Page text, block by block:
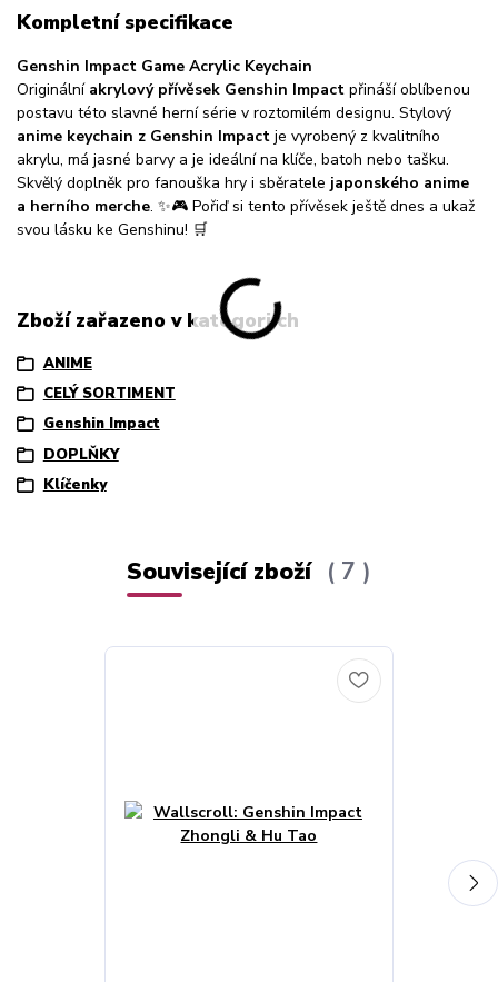
Kompletní specifikace
Genshin Impact Game Acrylic Keychain
Originální akrylový přívěsek Genshin Impact přináší oblíbenou
postavu této slavné herní série v roztomilém designu. Stylový
anime keychain z Genshin Impact je vyrobený z kvalitního
akrylu, má jasné barvy a je ideální na klíče, batoh nebo tašku.
Skvělý doplněk pro fanouška hry i sběratele japonského anime
a herního merche. ✨🎮 Pořiď si tento přívěsek ještě dnes a ukaž
svou lásku ke Genshinu! 🛒
Zboží zařazeno v kategoriích
ANIME
CELÝ SORTIMENT
Genshin Impact
DOPLŇKY
Klíčenky
Související zboží 7